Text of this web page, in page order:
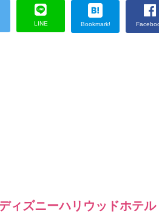
LINE Bookmark!
ディズニーハリウッドホテ